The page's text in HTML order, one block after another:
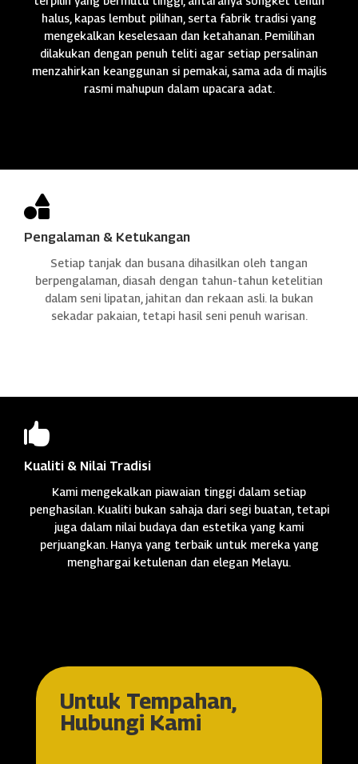
halus, kapas lembut pilihan, serta fabrik tradisi yang
mengekalkan keselesaan dan ketahanan. Pemilihan
dilakukan dengan penuh teliti agar setiap persalinan
menzahirkan keanggunan si pemakai, sama ada di majlis
rasmi mahupun dalam upacara adat.

Pengalaman & Ketukangan
Setiap tanjak dan busana dihasilkan oleh tangan
berpengalaman, diasah dengan tahun-tahun ketelitian
dalam seni lipatan, jahitan dan rekaan asli. Ia bukan
sekadar pakaian, tetapi hasil seni penuh warisan.

Kualiti & Nilai Tradisi
Kami mengekalkan piawaian tinggi dalam setiap
penghasilan. Kualiti bukan sahaja dari segi buatan, tetapi
juga dalam nilai budaya dan estetika yang kami
perjuangkan. Hanya yang terbaik untuk mereka yang
menghargai ketulenan dan elegan Melayu.
Untuk Tempahan,
Hubungi Kami